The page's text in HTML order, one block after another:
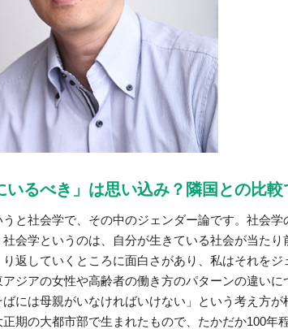
いるべき」は思い込み？隣国との比
と社会学で、その中のジェンダー論です。社会
会学というのは、自分が生きている社会が当た
返していくところに面白さがあり、私はそれをジ
ジアの女性や高齢者の働き方のパターンの違い
には母親がいなければいけない」という考え方
期の大都市部で生まれたもので、たかだか100年